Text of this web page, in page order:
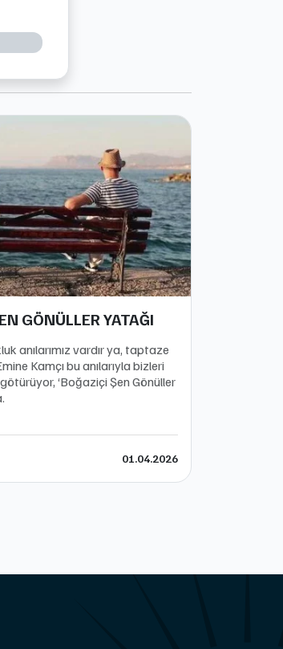
GÖNÜLLER YATAĞI
anılarımız vardır ya, taptaze
Kamçı bu anılarıyla bizleri
götürüyor, ‘Boğaziçi Şen Gönüller
01.04.2026